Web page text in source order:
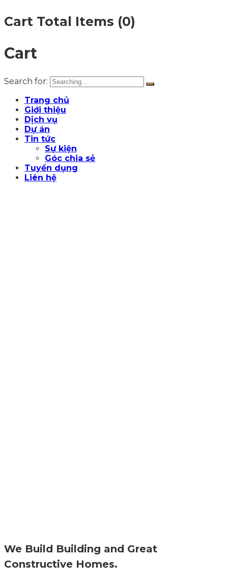
Cart Total Items (0)
Cart
Search for:
Trang chủ
Giới thiệu
Dịch vụ
Dự án
Tin tức
Sự kiện
Góc chia sẻ
Tuyển dụng
Liên hệ
We Build Building and Great
Constructive Homes.